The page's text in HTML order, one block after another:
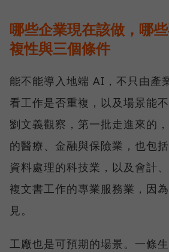
哪些企業現在該做，哪
複性與三個條件
能不能導入地端 AI，不只由產
看工作是否重複，以及場景能不
劉文義觀察，第一批走進來的
的醫療、金融與保險業，也包
資料處理的科技業，以及會計
複文書工作的專業服務業，因
見。
工廠也是可預期的場景。一條